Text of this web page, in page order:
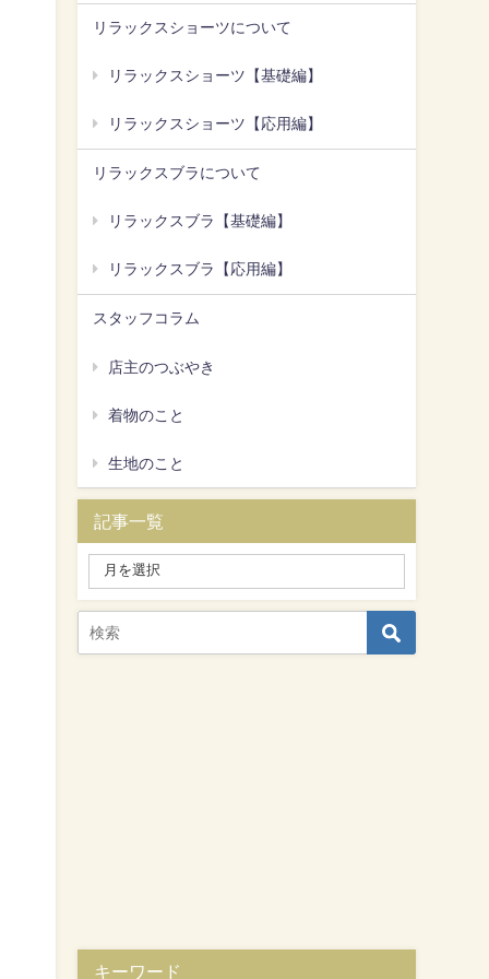
リラックスショーツについて
リラックスショーツ【基礎編】
リラックスショーツ【応用編】
リラックスブラについて
リラックスブラ【基礎編】
リラックスブラ【応用編】
スタッフコラム
店主のつぶやき
着物のこと
生地のこと
記事一覧
キーワード